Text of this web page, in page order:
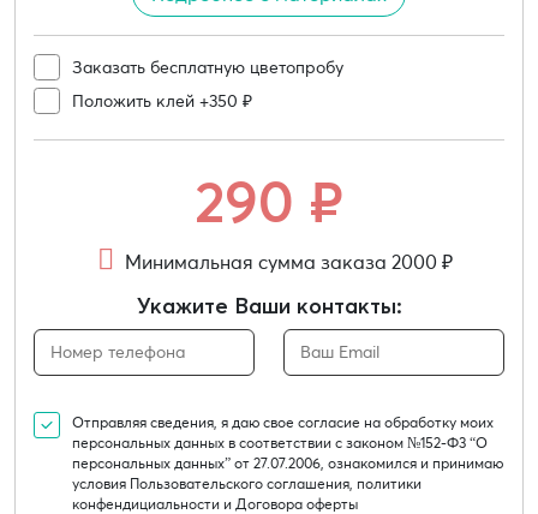
Заказать бесплатную цветопробу
Положить клей +350 ₽
290 ₽
Минимальная сумма заказа 2000 ₽
Укажите Ваши контакты:
Отправляя сведения, я даю свое согласие на обработку моих
персональных данных в соответствии с законом №152-Ф3 “О
персональных данных” от 27.07.2006, ознакомился и принимаю
условия Пользовательского соглашения, политики
конфендициальности и Договора оферты